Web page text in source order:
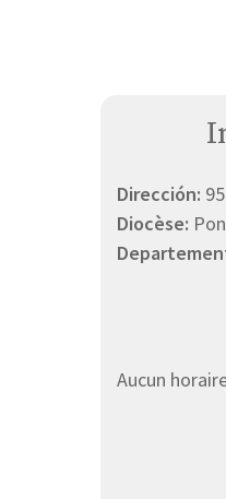
Dirección:
Diocèse:
Aucun